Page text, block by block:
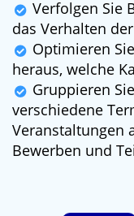
Verfolgen Sie
das Verhalten
Optimieren
heraus, welche
Gruppieren
verschiedene
Veranstaltungen
Bewerben und